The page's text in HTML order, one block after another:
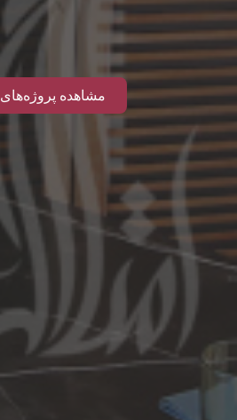
مشاهده پروژه‌های دیگر